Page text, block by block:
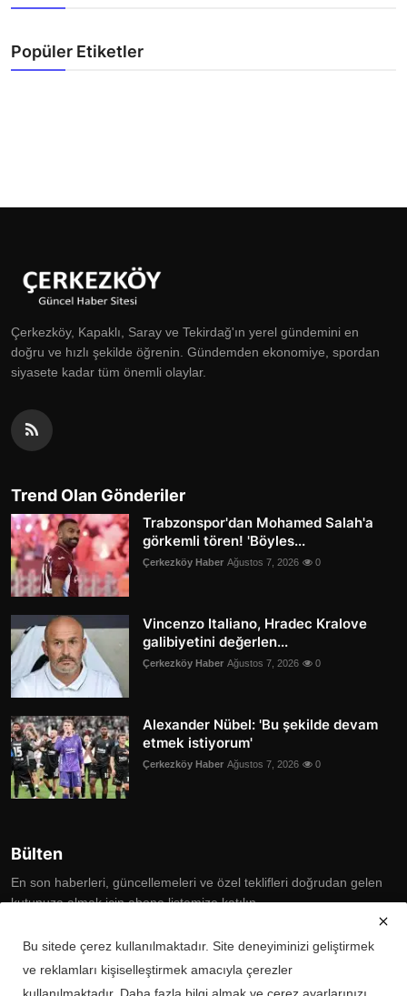
Popüler Etiketler
Çerkezköy, Kapaklı, Saray ve Tekirdağ'ın yerel gündemini en
doğru ve hızlı şekilde öğrenin. Gündemden ekonomiye, spordan
siyasete kadar tüm önemli olaylar.
Trend Olan Gönderiler
Trabzonspor'dan Mohamed Salah'a
görkemli tören! 'Böyles...
Çerkezköy Haber Ağustos 7, 2026 0
Vincenzo Italiano, Hradec Kralove
galibiyetini değerlen...
Çerkezköy Haber Ağustos 7, 2026 0
Alexander Nübel: 'Bu şekilde devam
etmek istiyorum'
Çerkezköy Haber Ağustos 7, 2026 0
Bülten
En son haberleri, güncellemeleri ve özel teklifleri doğrudan gelen
kutunuza almak için abone listemize katılın
Subscribe
Bu sitede çerez kullanılmaktadır. Site deneyiminizi geliştirmek
ve reklamları kişiselleştirmek amacıyla çerezler
kullanılmaktadır. Daha fazla bilgi almak ve çerez ayarlarınızı